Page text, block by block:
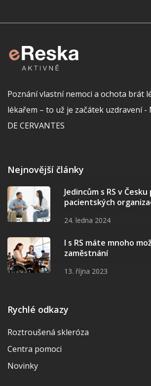
Poznání vlastní nemoci a ochota brát
lékařem – to už je začátek uzdravení -
DE CERVANTES
Nejnovější články
Jedincům s RS v
pacientských
24. ledna 2024
I s RS máte mnoho
zaměstnání
13. října 2023
Rychlé odkazy
Roztroušená skleróza
Centra pomoci
Novinky